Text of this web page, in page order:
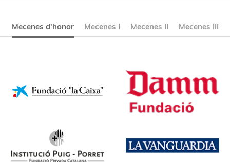
Mecenes d'honor Mecenes I Mecenes II Mecenes III